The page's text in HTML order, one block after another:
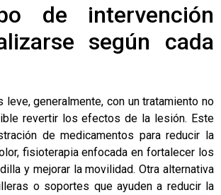
de intervención
según cada
leve, generalmente, con un tratamiento no
revertir los efectos de la lesión. Este
de medicamentos para reducir la
fisioterapia enfocada en fortalecer los
y mejorar la movilidad. Otra alternativa
o soportes que ayuden a reducir la